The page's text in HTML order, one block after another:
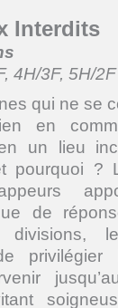
Interdits
4H/3F, 5H/2F
qui ne se
en
un lieu
pourquoi ?
de
divisions,